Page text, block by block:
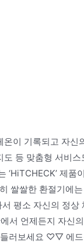
온이 기록되고 자
등 맞춤형 서비
제품
쌀쌀한 환절기에
평소 자신의 정상
서 언제든지 자신
러보세요 ♡▽ 에